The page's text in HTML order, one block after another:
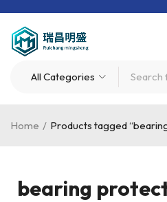
bearing
Home / Products tagged